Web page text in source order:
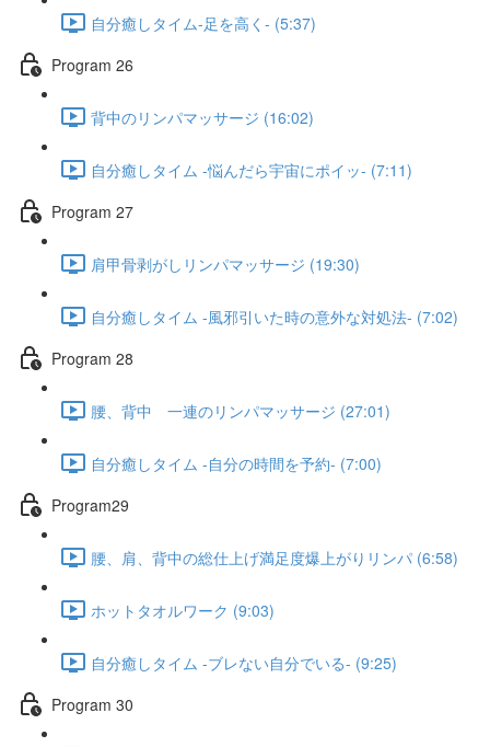
自分癒しタイム-足を高く- (5:37)
Program 26
背中のリンパマッサージ (16:02)
自分癒しタイム -悩んだら宇宙にポイッ- (7:11)
Program 27
肩甲骨剥がしリンパマッサージ (19:30)
自分癒しタイム -風邪引いた時の意外な対処法- (7:02)
Program 28
腰、背中 一連のリンパマッサージ (27:01)
自分癒しタイム -自分の時間を予約- (7:00)
Program29
腰、肩、背中の総仕上げ満足度爆上がりリンパ (6:58)
ホットタオルワーク (9:03)
自分癒しタイム -ブレない自分でいる- (9:25)
Program 30